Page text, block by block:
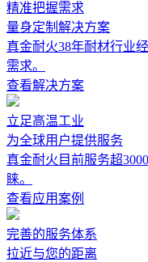
精准把握需求
量身定制解决方案
真金耐火38年耐材行业
需求。
查看解决方案
立足高温工业
为全球用户提供服务
真金耐火目前服务超
睐。
查看应用案例
完善的服务体系
拉近与您的距离